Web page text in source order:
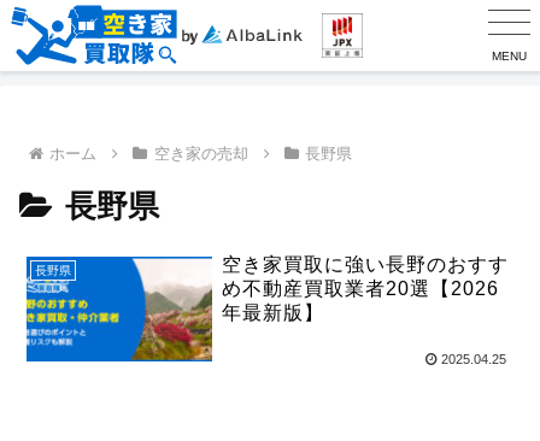
MENU
ホーム 空き家の売却 長野県
長野県
長野県
空き家買取に強い長野のおすす
め不動産買取業者20選【2026
年最新版】
2025.04.25